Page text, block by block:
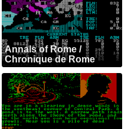
Annals of Rome /
Chronique de Rome